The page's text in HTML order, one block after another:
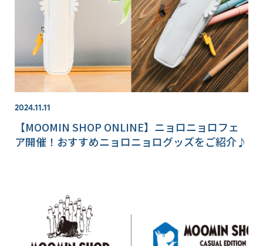
2024.11.11
【MOOMIN SHOP ONLINE】ニョロニョロフェ
ア開催！おすすめニョロニョログッズをご紹介♪